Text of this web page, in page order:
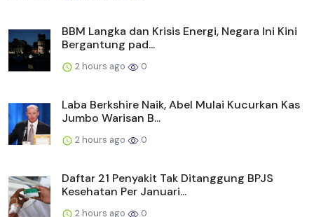
BBM Langka dan Krisis Energi, Negara Ini Kini
Bergantung pad...
2 hours ago 0
Laba Berkshire Naik, Abel Mulai Kucurkan Kas
Jumbo Warisan B...
2 hours ago 0
Daftar 21 Penyakit Tak Ditanggung BPJS
Kesehatan Per Januari...
2 hours ago 0